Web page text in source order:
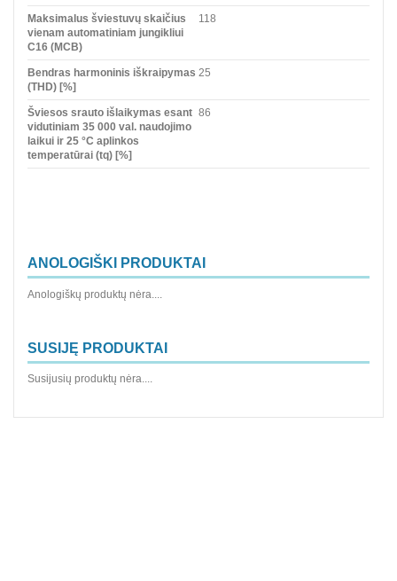
Maksimalus šviestuvų skaičius
vienam automatiniam jungikliui
C16 (MCB)
118
Bendras harmoninis iškraipymas
(THD) [%]
25
Šviesos srauto išlaikymas esant
vidutiniam 35 000 val. naudojimo
laikui ir 25 °C aplinkos
temperatūrai (tq) [%]
86
ANOLOGIŠKI PRODUKTAI
Anologiškų produktų nėra....
SUSIJĘ PRODUKTAI
Susijusių produktų nėra....